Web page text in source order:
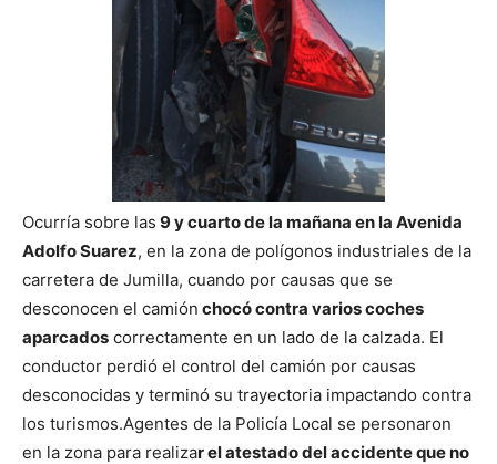
Ocurría sobre las 9 y cuarto de la mañana en la Avenida
Adolfo Suarez, en la zona de polígonos industriales de la
carretera de Jumilla, cuando por causas que se
desconocen el camión chocó contra varios coches
aparcados correctamente en un lado de la calzada. El
conductor perdió el control del camión por causas
desconocidas y terminó su trayectoria impactando contra
los turismos.Agentes de la Policía Local se personaron
en la zona para realizar el atestado del accidente que no